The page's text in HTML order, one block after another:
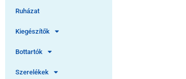
Ruházat
Kiegészítők
Bottartók
Szerelékek